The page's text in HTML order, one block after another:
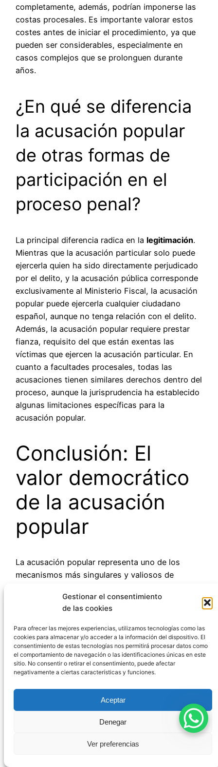
Gestionar el consentimiento
de las cookies
Para ofrecer las mejores experiencias, utilizamos tecnologías como las
cookies para almacenar y/o acceder a la información del dispositivo. El
consentimiento de estas tecnologías nos permitirá procesar datos como
el comportamiento de navegación o las identificaciones únicas en este
sitio. No consentir o retirar el consentimiento, puede afectar
negativamente a ciertas características y funciones.
Aceptar
Denegar
Ver preferencias
completamente, además, podrían imponerse las
costas procesales. Es importante valorar estos
costes antes de iniciar el procedimiento, ya que
pueden ser considerables, especialmente en
casos complejos que se prolonguen durante
años.
¿En qué se diferencia
la acusación popular
de otras formas de
participación en el
proceso penal?
La principal diferencia radica en la legitimación.
Mientras que la acusación particular solo puede
ejercerla quien ha sido directamente perjudicado
por el delito, y la acusación pública corresponde
exclusivamente al Ministerio Fiscal, la acusación
popular puede ejercerla cualquier ciudadano
español, aunque no tenga relación con el delito.
Además, la acusación popular requiere prestar
fianza, requisito del que están exentas las
víctimas que ejercen la acusación particular. En
cuanto a facultades procesales, todas las
acusaciones tienen similares derechos dentro del
proceso, aunque la jurisprudencia ha establecido
algunas limitaciones específicas para la
acusación popular.
Conclusión: El
valor democrático
de la acusación
popular
La acusación popular representa uno de los
mecanismos más singulares y valiosos de
la acusación popular y cuándo se puede ejercer
nos permite apreciar su importancia como
instrumento de participación ciudadana en la
administración de justicia.
A pesar de sus limitaciones y de las críticas que
recibe, esta figura ha demostrado su utilidad en
permitiendo que la sociedad civil actúe como un
verdadero contrapeso y garantía adicional para la
persecución de determinados delitos,
especialmente aquellos que afectan a intereses